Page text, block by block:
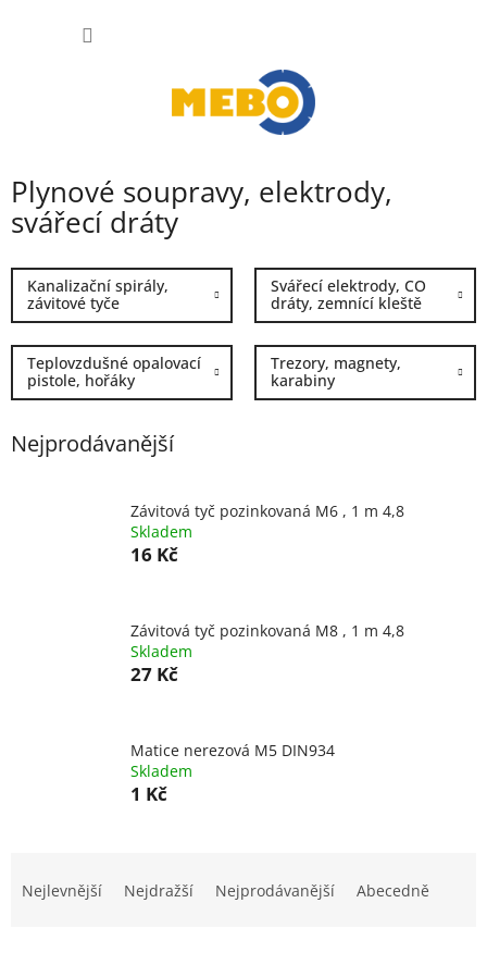
Plynové soupravy, elektrody,
svářecí dráty
Kanalizační spirály,
závitové tyče
Svářecí elektrody, CO
dráty, zemnící kleště
Teplovzdušné opalovací
pistole, hořáky
Trezory, magnety,
karabiny
Nejprodávanější
Závitová tyč pozinkovaná M6 , 1 m 4,8
Skladem
16 Kč
Závitová tyč pozinkovaná M8 , 1 m 4,8
Skladem
27 Kč
Matice nerezová M5 DIN934
Skladem
1 Kč
Nejlevnější Nejdražší Nejprodávanější Abecedně